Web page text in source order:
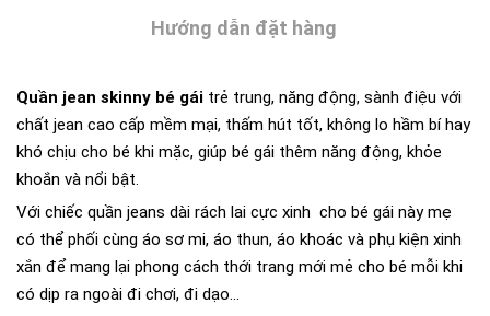
Hướng dẫn đặt hàng
Quần jean skinny bé gái trẻ trung, năng động, sành điệu với
chất jean cao cấp mềm mại, thấm hút tốt, không lo hầm bí hay
khó chịu cho bé khi mặc, giúp bé gái thêm năng động, khỏe
khoắn và nổi bật.
Với chiếc quần jeans dài rách lai cực xinh cho bé gái này mẹ
có thể phối cùng áo sơ mi, áo thun, áo khoác và phụ kiện xinh
xắn để mang lại phong cách thới trang mới mẻ cho bé mỗi khi
có dịp ra ngoài đi chơi, đi dạo...